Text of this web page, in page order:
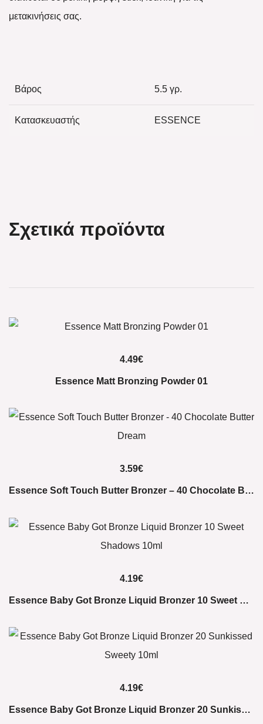
μετακινήσεις σας.
Βάρος 5.5 γρ.
Κατασκευαστής ESSENCE
Σχετικά προϊόντα
4.49€
Essence Matt Bronzing Powder 01
3.59€
Essence Soft Touch Butter Bronzer – 40 Chocolate Butter Dream
4.19€
Essence Baby Got Bronze Liquid Bronzer 10 Sweet Shadows 10ml
4.19€
Essence Baby Got Bronze Liquid Bronzer 20 Sunkissed Sweety 10ml